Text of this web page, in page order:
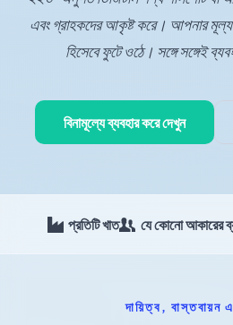
এবং গ্রাহকদের আকৃষ্ট করে। আপনার
হিসেবে ফুটে ওঠে। সঙ্গে সঙ্গেই
বিনামূল্যে ব্যবহার করে দেখুন
প্রতিটি খাত যে কোনো আকারের
দায়িত্ব, বাস্তবায়ন